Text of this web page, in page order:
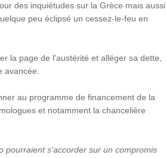
des inquiétudes sur la Grèce mais aussi
peu éclipsé un cessez-le-feu en
la page de l'austérité et alléger sa dette,
au programme de financement de la
et notamment la chancelière
pourraient s'accorder sur un compromis